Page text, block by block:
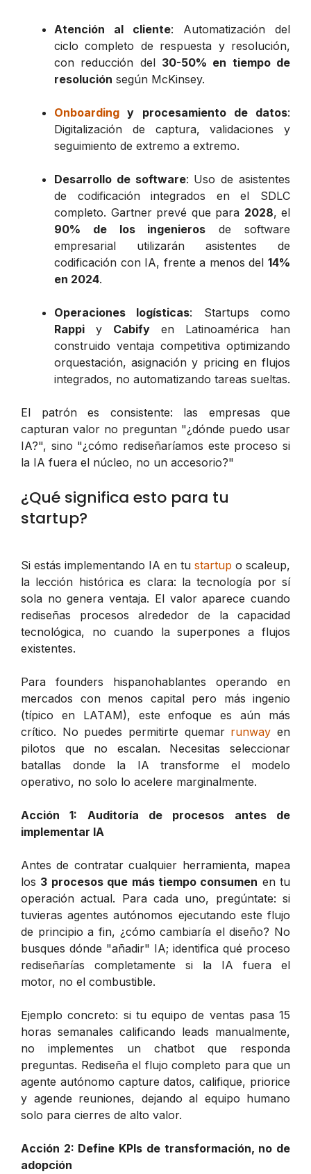
Atención al cliente: Automatización del
ciclo completo de respuesta y resolución,
con reducción del 30-50% en tiempo de
resolución según McKinsey.
Onboarding y procesamiento de datos:
Digitalización de captura, validaciones y
seguimiento de extremo a extremo.
Desarrollo de software: Uso de asistentes
de codificación integrados en el SDLC
completo. Gartner prevé que para 2028, el
90% de los ingenieros de software
empresarial utilizarán asistentes de
codificación con IA, frente a menos del 14%
en 2024.
Operaciones logísticas: Startups como
Rappi y Cabify en Latinoamérica han
construido ventaja competitiva optimizando
orquestación, asignación y pricing en flujos
integrados, no automatizando tareas sueltas.
El patrón es consistente: las empresas que
capturan valor no preguntan "¿dónde puedo usar
IA?", sino "¿cómo rediseñaríamos este proceso si
la IA fuera el núcleo, no un accesorio?"
¿Qué significa esto para tu
startup?
Si estás implementando IA en tu startup o scaleup,
la lección histórica es clara: la tecnología por sí
sola no genera ventaja. El valor aparece cuando
rediseñas procesos alrededor de la capacidad
tecnológica, no cuando la superpones a flujos
existentes.
Para founders hispanohablantes operando en
mercados con menos capital pero más ingenio
(típico en LATAM), este enfoque es aún más
crítico. No puedes permitirte quemar runway en
pilotos que no escalan. Necesitas seleccionar
batallas donde la IA transforme el modelo
operativo, no solo lo acelere marginalmente.
Acción 1: Auditoría de procesos antes de
implementar IA
Antes de contratar cualquier herramienta, mapea
los 3 procesos que más tiempo consumen en tu
operación actual. Para cada uno, pregúntate: si
tuvieras agentes autónomos ejecutando este flujo
de principio a fin, ¿cómo cambiaría el diseño? No
busques dónde "añadir" IA; identifica qué proceso
rediseñarías completamente si la IA fuera el
motor, no el combustible.
Ejemplo concreto: si tu equipo de ventas pasa 15
horas semanales calificando leads manualmente,
no implementes un chatbot que responda
preguntas. Rediseña el flujo completo para que un
agente autónomo capture datos, califique, priorice
y agende reuniones, dejando al equipo humano
solo para cierres de alto valor.
Acción 2: Define KPIs de transformación, no de
adopción